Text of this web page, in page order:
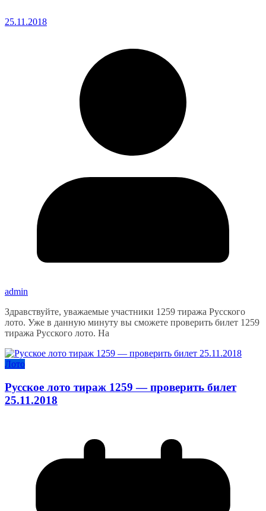
25.11.2018
admin
Здравствуйте, уважаемые участники 1259 тиража Русского
лото. Уже в данную минуту вы сможете проверить билет 1259
тиража Русского лото. На
Лото
Русское лото тираж 1259 — проверить билет
25.11.2018